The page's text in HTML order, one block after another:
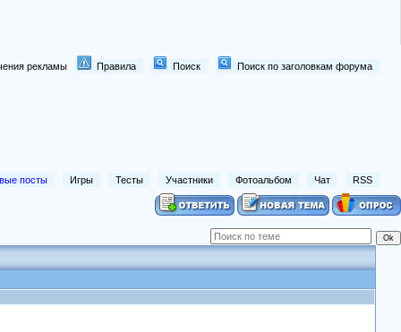
рекламы Правила Поиск Поиск по заголовкам форума
посты Игры Тесты Участники Фотоальбом Чат RSS